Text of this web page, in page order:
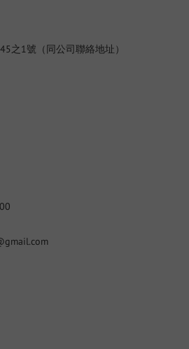
之1號（同公司聯絡地址）